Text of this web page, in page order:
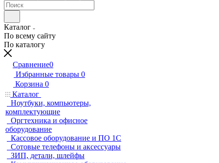
Каталог
По всему сайту
По каталогу
Сравнение0
Избранные товары 0
Корзина 0
Каталог
Ноутбуки, компьютеры,
комплектующие
Оргтехника и офисное
оборудование
Кассовое оборудование и ПО 1С
Сотовые телефоны и аксессуары
ЗИП, детали, шлейфы